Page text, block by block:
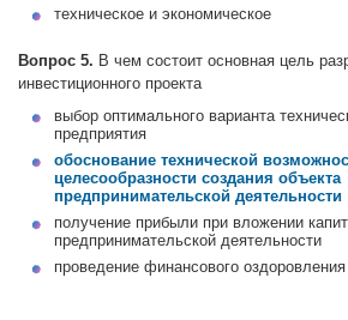
техническое и экономическое
Вопрос 5. В чем состоит основная цель
инвестиционного проекта
выбор оптимального варианта
предприятия
обоснование технической
целесообразности создания объекта
предпринимательской деятельности
получение прибыли при вложении
предпринимательской деятельности
проведение финансового оздоровления